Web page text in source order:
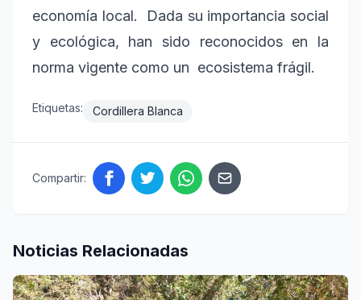
economía local. Dada su importancia social
y ecológica, han sido reconocidos en la
norma vigente como un ecosistema frágil.
Etiquetas: Cordillera Blanca
Compartir:
Noticias Relacionadas